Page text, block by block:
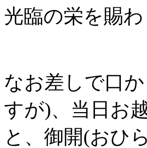
光臨の栄を賜
なお差しで口
すが)、当日お
と、御開(おひ